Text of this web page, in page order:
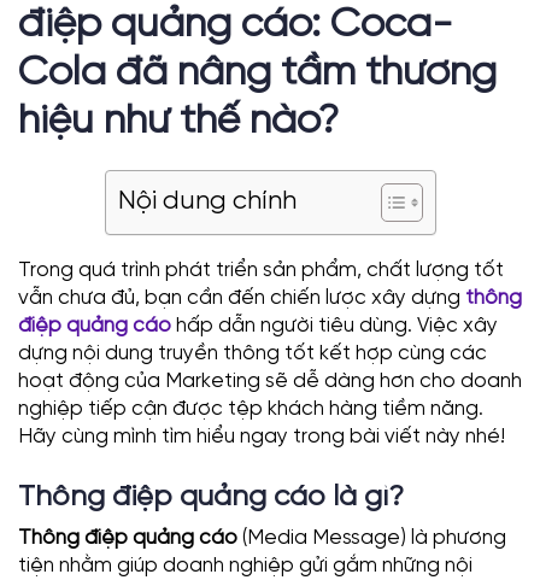
điệp quảng cáo: Coca-
Cola đã nâng tầm thương
hiệu như thế nào?
Nội dung chính
Trong quá trình phát triển sản phẩm, chất lượng tốt
vẫn chưa đủ, bạn cần đến chiến lược xây dựng thông
điệp quảng cáo hấp dẫn người tiêu dùng. Việc xây
dựng nội dung truyền thông tốt kết hợp cùng các
hoạt động của Marketing sẽ dễ dàng hơn cho doanh
nghiệp tiếp cận được tệp khách hàng tiềm năng.
Hãy cùng mình tìm hiểu ngay trong bài viết này nhé!
Thông điệp quảng cáo là gì?
Thông điệp quảng cáo (Media Message) là phương
tiện nhằm giúp doanh nghiệp gửi gắm những nội